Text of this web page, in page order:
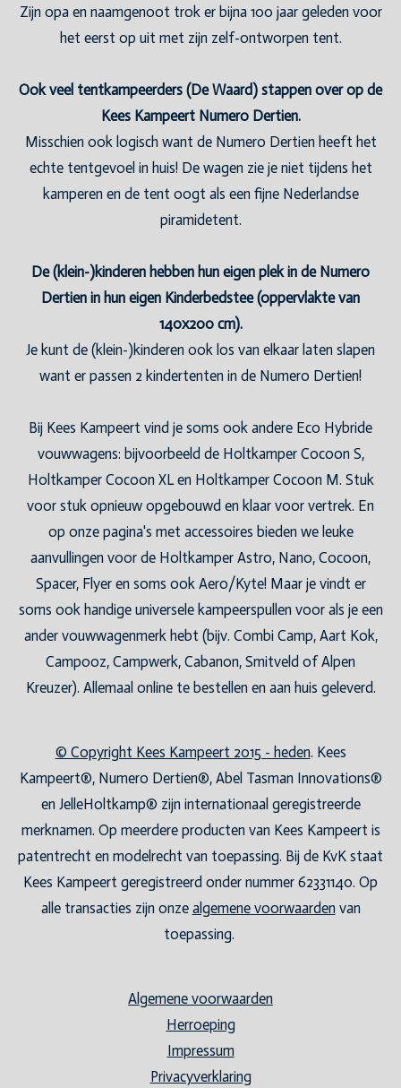
Zijn opa en naamgenoot trok er bijna 100 jaar geleden voor
het eerst op uit met zijn zelf-ontworpen tent.
Ook veel tentkampeerders (De Waard) stappen over op de
Kees Kampeert Numero Dertien.
Misschien ook logisch want de Numero Dertien heeft het
echte tentgevoel in huis! De wagen zie je niet tijdens het
kamperen en de tent oogt als een fijne Nederlandse
piramidetent.
De (klein-)kinderen hebben hun eigen plek in de Numero
Dertien in hun eigen Kinderbedstee (oppervlakte van
140x200 cm).
Je kunt de (klein-)kinderen ook los van elkaar laten slapen
want er passen 2 kindertenten in de Numero Dertien!
Bij Kees Kampeert vind je soms ook andere Eco Hybride
vouwwagens: bijvoorbeeld de Holtkamper Cocoon S,
Holtkamper Cocoon XL en Holtkamper Cocoon M. Stuk
voor stuk opnieuw opgebouwd en klaar voor vertrek. En
op onze pagina's met accessoires bieden we leuke
aanvullingen voor de Holtkamper Astro, Nano, Cocoon,
Spacer, Flyer en soms ook Aero/Kyte! Maar je vindt er
soms ook handige universele kampeerspullen voor als je een
ander vouwwagenmerk hebt (bijv. Combi Camp, Aart Kok,
Campooz, Campwerk, Cabanon, Smitveld of Alpen
Kreuzer). Allemaal online te bestellen en aan huis geleverd.
© Copyright Kees Kampeert 2015 - heden. Kees
Kampeert®, Numero Dertien®, Abel Tasman Innovations®
en JelleHoltkamp® zijn internationaal geregistreerde
merknamen. Op meerdere producten van Kees Kampeert is
patentrecht en modelrecht van toepassing. Bij de KvK staat
Kees Kampeert geregistreerd onder nummer 62331140. Op
alle transacties zijn onze algemene voorwaarden van
toepassing.
Algemene voorwaarden
Herroeping
Impressum
Privacyverklaring